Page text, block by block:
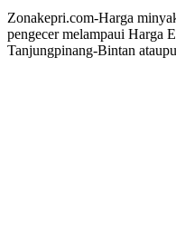
Zonakepri.com-Harga
pengecer melampaui Harga
Tanjungpinang-Bintan